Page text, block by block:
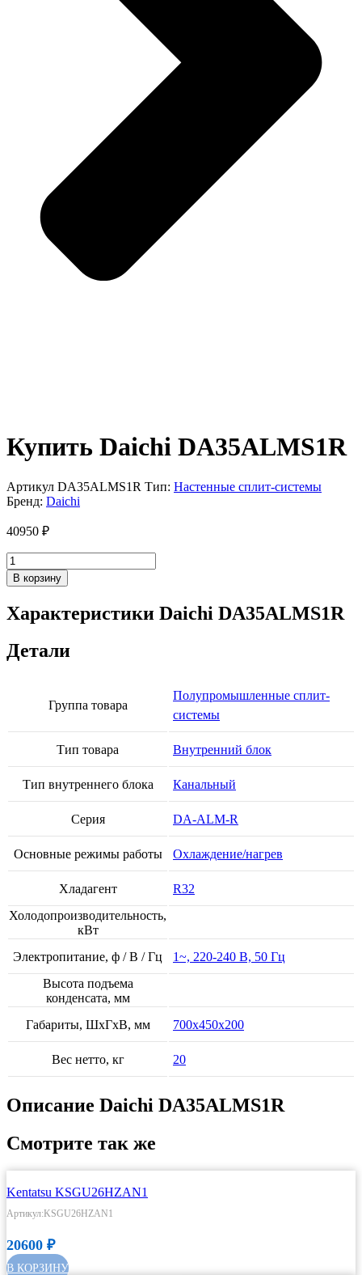
Купить Daichi DA35ALMS1R
Артикул DA35ALMS1R Тип: Настенные сплит-системы
Бренд: Daichi
40950 ₽
Количество
товара
Daichi
В корзину
Характеристики Daichi DA35ALMS1R
Детали
Группа товара
Полупромышленные сплит-
системы
Тип товара Внутренний блок
Тип внутреннего блока Канальный
Серия DA-ALM-R
Основные режимы работы Охлаждение/нагрев
Хладагент
R32
Холодопроизводительность,
кВт
Электропитание, ф / В / Гц
1~, 220-240 В, 50 Гц
Высота подъема
конденсата, мм
Габариты, ШхГхВ, мм
700x450x200
Вес нетто, кг 20
Описание Daichi DA35ALMS1R
Смотрите так же
Kentatsu KSGU26HZAN1
Артикул:KSGU26HZAN1
20600 ₽
В КОРЗИНУ